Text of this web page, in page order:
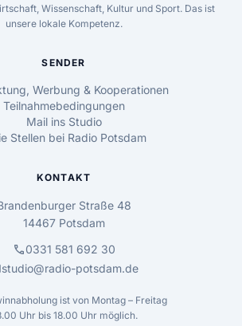
Wissenschaft, Kultur und Sport. Das ist
unsere lokale Kompetenz.
SENDER
Werbung & Kooperationen
Teilnahmebedingungen
Mail ins Studio
Stellen bei Radio Potsdam
KONTAKT
Straße 48
14467 Potsdam
call0331 581 692 30
studio@radio-potsdam.de
ist von Montag – Freitag
Uhr bis 18.00 Uhr möglich.